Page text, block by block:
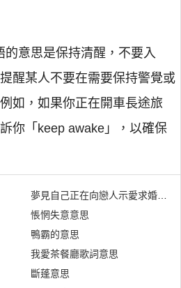
的意思是保持清醒，不要入
醒某人不要在需要保持警覺或
如，如果你正在開車長途旅
你「keep awake」，以確保
夢見自己正在向戀人示愛求婚是什
悵惘失意意思
鴨霸的意思
我愛茶餐廳歌詞意思
斷蓬意思